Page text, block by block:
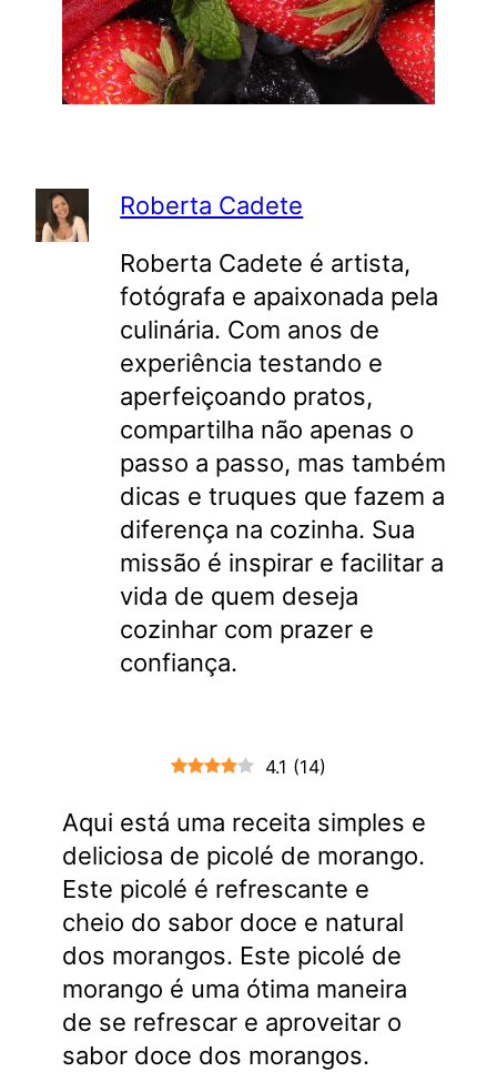
Roberta Cadete
Roberta Cadete é artista,
fotógrafa e apaixonada pela
culinária. Com anos de
experiência testando e
aperfeiçoando pratos,
compartilha não apenas o
passo a passo, mas também
dicas e truques que fazem a
diferença na cozinha. Sua
missão é inspirar e facilitar a
vida de quem deseja
cozinhar com prazer e
confiança.
4.1 (14)
Aqui está uma receita simples e
deliciosa de picolé de morango.
Este picolé é refrescante e
cheio do sabor doce e natural
dos morangos. Este picolé de
morango é uma ótima maneira
de se refrescar e aproveitar o
sabor doce dos morangos.